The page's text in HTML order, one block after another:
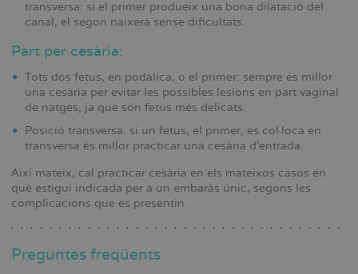
transversa: si el primer produeix una bona dilatació del
canal, el segon naixerà sense dificultats.
Part per cesària:
Tots dos fetus, en podàlica, o el primer: sempre és millor
una cesària per evitar les possibles lesions en part vaginal
de natges, ja que són fetus més delicats.
Posició transversa: si un fetus, el primer, es col·loca en
transversa és millor practicar una cesària d’entrada.
Així mateix, cal practicar cesària en els mateixos casos en
què estigui indicada per a un embaràs únic, segons les
complicacions que es presentin.
Preguntes freqüents